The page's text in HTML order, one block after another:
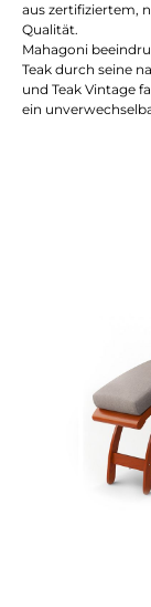
aus zertifiziertem,
Qualität.
Mahagoni
Teak durch seine
und Teak Vintage
ein